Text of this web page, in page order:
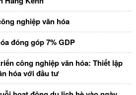
nghiệp văn hóa
đóng góp 7% GDP
công nghiệp văn hóa: Thiết lập
hóa với đầu tư